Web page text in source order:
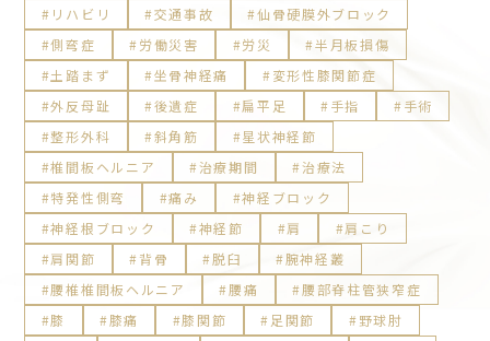
リハビリ
交通事故
仙骨硬膜外ブロック
側弯症
労働災害 労災
半月板損傷
土踏まず
坐骨神経痛
変形性膝関節症
外反母趾
後遺症 扁平足 手指
手術
整形外科
斜角筋
星状神経節
椎間板ヘルニア
治療期間
治療法
特発性側弯
痛み
神経ブロック
神経根ブロック
神経節 肩
肩こり
肩関節
背骨 脱臼
腕神経叢
腰椎椎間板ヘルニア
腰痛
腰部脊柱管狭窄症
膝
膝痛 膝関節 足関節 野球肘